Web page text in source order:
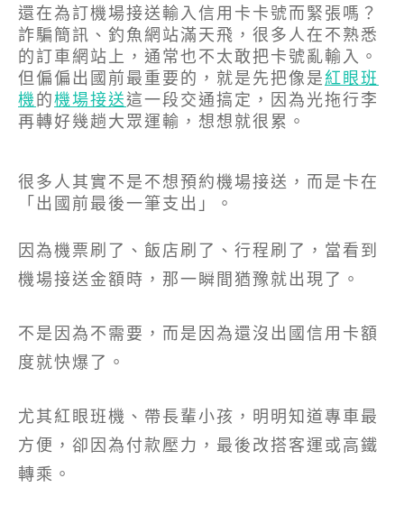
還在為訂機場接送輸入信用卡卡號而緊張嗎？
詐騙簡訊、釣魚網站滿天飛，很多人在不熟悉
的訂車網站上，通常也不太敢把卡號亂輸入。​
但偏偏出國前最重要的，就是先把像是紅眼班
機的機場接送這一段交通搞定，因為光拖行李
再轉好幾趟大眾運輸，想想就很累。
很多人其實不是不想預約機場接送，而是卡在
「出國前最後一筆支出」。
因為機票刷了、飯店刷了、行程刷了，當看到
機場接送金額時，那一瞬間猶豫就出現了。
不是因為不需要，而是因為還沒出國信用卡額
度就快爆了。
尤其紅眼班機、帶長輩小孩，明明知道專車最
方便，卻因為付款壓力，最後改搭客運或高鐵
轉乘。